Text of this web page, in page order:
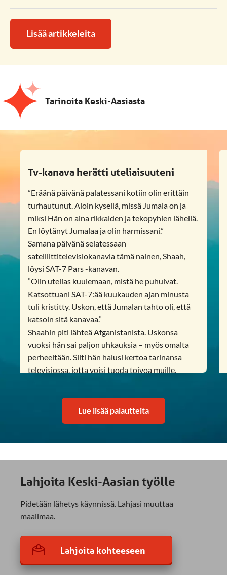
Lisää artikkeleita
Tarinoita Keski-Aasiasta
Tv-kanava herätti uteliaisuuteni
”Eräänä päivänä palatessani kotiin olin erittäin
turhautunut. Aloin kysellä, missä Jumala on ja
miksi Hän on aina rikkaiden ja tekopyhien lähellä.
En löytänyt Jumalaa ja olin harmissani.”
Samana päivänä selatessaan
satelliittitelevisiokanavia tämä nainen, Shaah,
löysi SAT-7 Pars -kanavan.
”Olin utelias kuulemaan, mistä he puhuivat.
Katsottuani SAT-7:ää kuukauden ajan minusta
tuli kristitty. Uskon, että Jumalan tahto oli, että
katsoin sitä kanavaa.”
Shaahin piti lähteä Afganistanista. Uskonsa
vuoksi hän sai paljon uhkauksia – myös omalta
perheeltään. Silti hän halusi kertoa tarinansa
televisiossa, jotta voisi tuoda toivoa muille.
Jumala voi poistaa heidän tuskansa ja tuoda
rauhan heidän sydämiinsä.”
Lue lisää palautteita
Lahjoita Keski-Aasian työlle
Pidetään lähetys käynnissä. Lahjasi muuttaa
maailmaa.
Lahjoita kohteeseen